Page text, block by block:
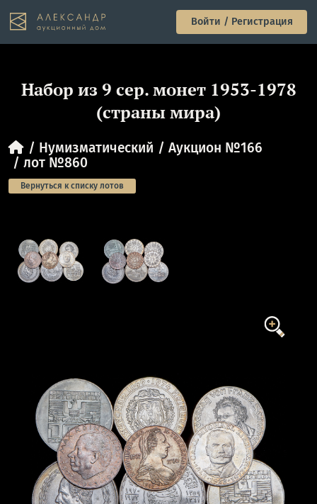
Войти / Регистрация
Набор из 9 сер. монет 1953-1978
(страны мира)
Нумизматический
Аукцион №166
лот №860
Вернуться к списку лотов